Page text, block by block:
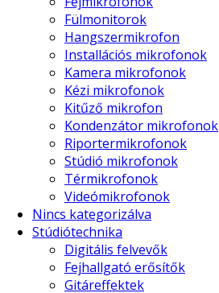
Fülmonitorok
Hangszermikrofon
Installációs mikrofonok
Kamera mikrofonok
Kézi mikrofonok
Kitűző mikrofon
Kondenzátor mikrofonok
Riportermikrofonok
Stúdió mikrofonok
Térmikrofonok
Videómikrofonok
Nincs kategorizálva
Stúdiótechnika
Digitális felvevők
Fejhallgató erősítők
Gitáreffektek